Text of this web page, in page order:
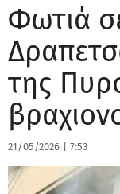
Φωτιά
της
21/05/2026 7:53